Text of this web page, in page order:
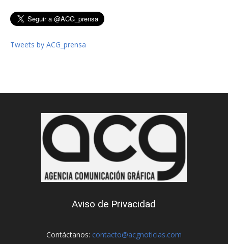
Tweets by ACG_prensa
Aviso de Privacidad
Contáctanos: contacto@acgnoticias.com